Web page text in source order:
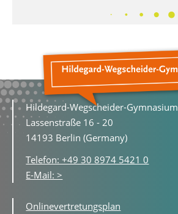
Hildegard-Wegscheider-Gymnasium
Lassenstraße 16 - 20
14193 Berlin (Germany)
Telefon: +49 30 8974 5421 0
E-Mail: >
Onlinevertretungsplan